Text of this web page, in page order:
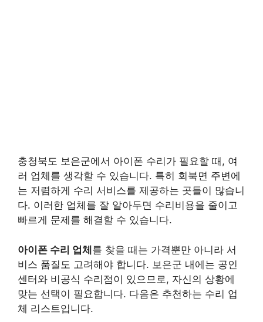
충청북도 보은군에서 아이폰 수리가 필요할 때, 여
러 업체를 생각할 수 있습니다. 특히 회북면 주변에
는 저렴하게 수리 서비스를 제공하는 곳들이 많습니
다. 이러한 업체를 잘 알아두면 수리비용을 줄이고
빠르게 문제를 해결할 수 있습니다.
아이폰 수리 업체를 찾을 때는 가격뿐만 아니라 서
비스 품질도 고려해야 합니다. 보은군 내에는 공인
센터와 비공식 수리점이 있으므로, 자신의 상황에
맞는 선택이 필요합니다. 다음은 추천하는 수리 업
체 리스트입니다.